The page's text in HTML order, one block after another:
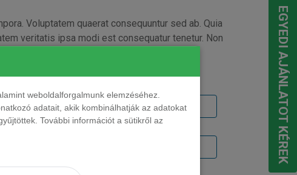
weboldalforgalmunk elemzéséhez.
adatait, akik kombinálhatják az adatokat
További információt a sütikről az
Voluptatem quaerat consequuntur sed ab. Quia
veritatis ipsa modi est consequatur tenetur. Non
EGYEDI AJÁNLATOT KÉREK